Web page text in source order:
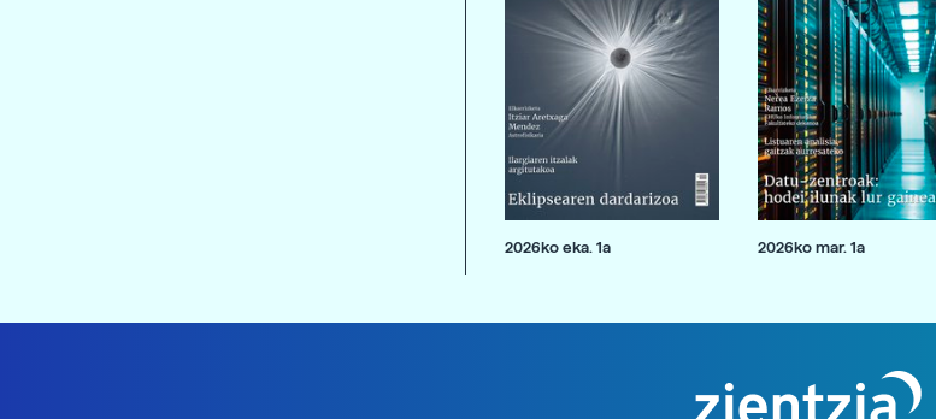
2026ko eka. 1a 2026ko mar. 1a